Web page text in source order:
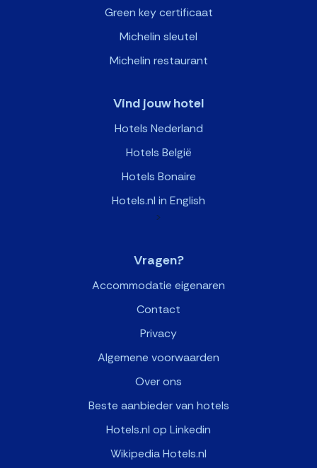
Green key certificaat
Michelin sleutel
Michelin restaurant
Vind jouw hotel
Hotels Nederland
Hotels België
Hotels Bonaire
Hotels.nl in English
>
Vragen?
Accommodatie eigenaren
Contact
Privacy
Algemene voorwaarden
Over ons
Beste aanbieder van hotels
Hotels.nl op Linkedin
Wikipedia Hotels.nl